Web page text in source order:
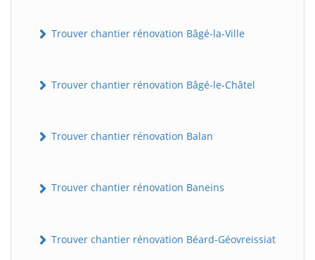
Trouver chantier rénovation Bâgé-la-Ville
Trouver chantier rénovation Bâgé-le-Châtel
Trouver chantier rénovation Balan
Trouver chantier rénovation Baneins
Trouver chantier rénovation Béard-Géovreissiat